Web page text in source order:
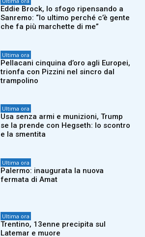
Eddie Brock, lo sfogo ripensando a
Sanremo: “Io ultimo perché c’è gente
che fa più marchette di me”
Ultima ora
Pellacani cinquina d’oro agli Europei,
trionfa con Pizzini nel sincro dal
trampolino
Ultima ora
Usa senza armi e munizioni, Trump
se la prende con Hegseth: lo scontro
e la smentita
Ultima ora
Palermo: inaugurata la nuova
fermata di Amat
Ultima ora
Trentino, 13enne precipita sul
Latemar e muore